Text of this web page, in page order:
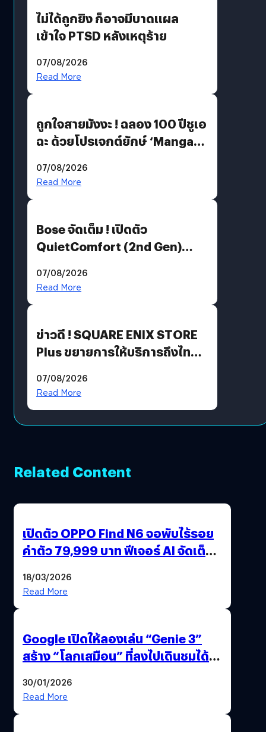
ไม่ได้ถูกยิง ก็อาจมีบาดแผล
เข้าใจ PTSD หลังเหตุร้าย
07/08/2026
Read More
ถูกใจสายมังงะ ! ฉลอง 100 ปีชูเอ
ฉะ ด้วยโปรเจกต์ยักษ์ ‘Manga
มีภาษาไทยด้วย
07/08/2026
Read More
Bose จัดเต็ม ! เปิดตัว
QuietComfort (2nd Gen)
07/08/2026
Read More
ข่าวดี ! SQUARE ENIX STORE
Plus ขยายการให้บริการถึงไทย
โดยตรง
07/08/2026
Read More
Related Content
เปิดตัว OPPO Find N6 จอพับไร้รอย
ค่าตัว 79,999 บาท ฟีเจอร์ AI จัดเต็ม
18/03/2026
Read More
Google เปิดให้ลองเล่น “Genie 3”
สร้าง “โลกเสมือน” ที่ลงไปเดินชมได้
30/01/2026
Read More